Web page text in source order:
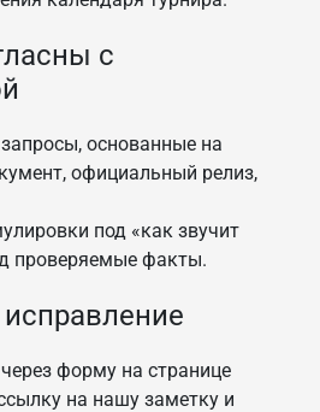
с
основанные на
официальный релиз,
под «как звучит
проверяемые факты.
форму на странице
на нашу заметку и